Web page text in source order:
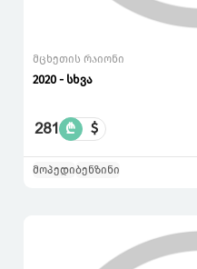
მცხეთის რაიონი
2020 - სხვა
281 ₾ $
მოპედიბენზინი